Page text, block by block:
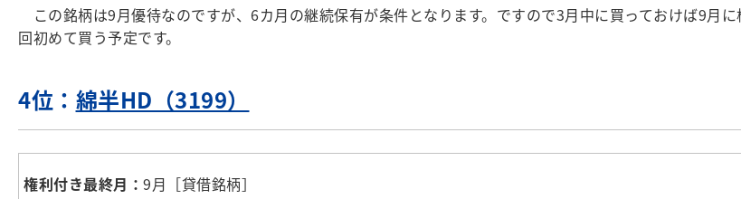
この銘柄は9月優待なのですが、6カ月の継続保有が条件となります。ですので3月中に買っておけば9月
回初めて買う予定です。
4位： 綿半HD（3199）
権利付き最終月： 9月［貸借銘柄］